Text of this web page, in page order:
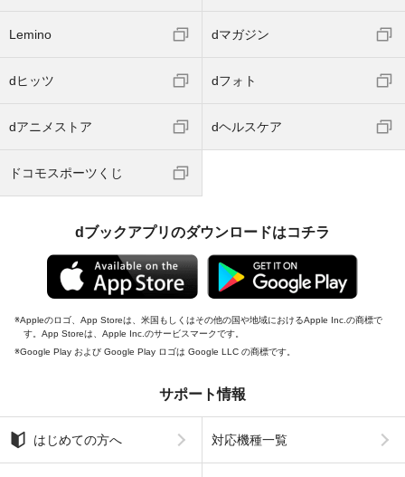
Lemino dマガジン
dヒッツ dフォト
dアニメストア dヘルスケア
ドコモスポーツくじ
dブックアプリのダウンロードはコチラ
Appleのロゴ、App Storeは、米国もしくはその他の国や地域におけるApple Inc.の商標で
す。App Storeは、Apple Inc.のサービスマークです。
Google Play および Google Play ロゴは Google LLC の商標です。
サポート情報
はじめての方へ 対応機種一覧